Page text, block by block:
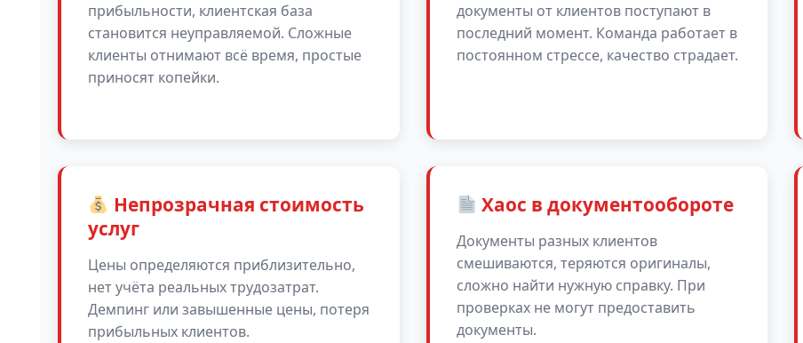
прибыльности, клиентская база
становится неуправляемой. Сложные
клиенты отнимают всё время, простые
приносят копейки.
документы от клиентов поступают в
последний момент. Команда работает в
постоянном стрессе, качество страдает.
Непрозрачная стоимость
услуг
Цены определяются приблизительно,
нет учёта реальных трудозатрат.
Демпинг или завышенные цены, потеря
прибыльных клиентов.
Хаос в документообороте
Документы разных клиентов
смешиваются, теряются оригиналы,
сложно найти нужную справку. При
проверках не могут предоставить
документы.